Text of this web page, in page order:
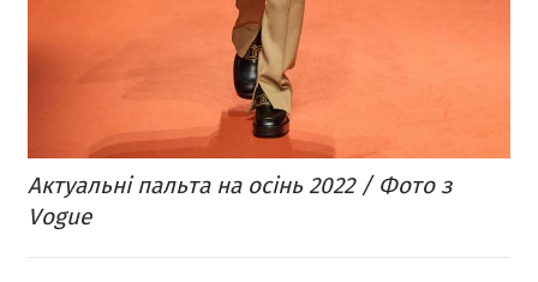
Актуальні пальта на осінь 2022 / Фото з
Vogue